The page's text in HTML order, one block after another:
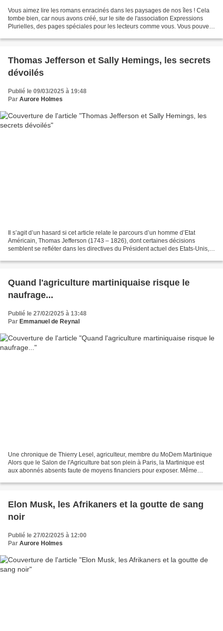
Vous aimez lire les romans enracinés dans les paysages de nos îles ! Cela
tombe bien, car nous avons créé, sur le site de l'association Expressions
Plurielles, des pages spéciales pour les lecteurs comme vous. Vous pouvez
Thomas Jefferson et Sally Hemings, les secrets
dévoilés
Publié le 09/03/2025 à 19:48
Par Aurore Holmes
Il s’agit d’un hasard si cet article relate le parcours d’un homme d’Etat
Américain, Thomas Jefferson (1743 – 1826), dont certaines décisions
semblent se refléter dans les directives du Président actuel des Etats-Unis,
Quand l'agriculture martiniquaise risque le
naufrage...
Publié le 27/02/2025 à 13:48
Par Emmanuel de Reynal
Une chronique de Thierry Lesel, agriculteur, membre du MoDem Martinique
Alors que le Salon de l'Agriculture bat son plein à Paris, la Martinique est
aux abonnés absents faute de moyens financiers pour exposer. Même
Elon Musk, les Afrikaners et la goutte de sang
noir
Publié le 27/02/2025 à 12:00
Par Aurore Holmes